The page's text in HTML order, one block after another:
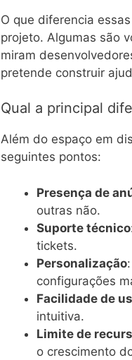
O que diferencia
projeto. Algumas são
miram
pretende construir
Qual a principal
Além do espaço em
seguintes pontos:
Presença de
outras não.
Suporte técnico
tickets.
Personalização
configurações
Facilidade de
intuitiva.
Limite de
o crescimento